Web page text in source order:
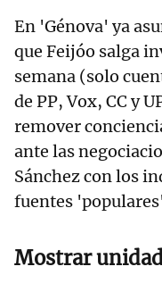
En 'Génova' ya
que Feijóo salga
semana (solo
de PP, Vox, CC y
remover
ante las
Sánchez con los
fuentes
Mostrar